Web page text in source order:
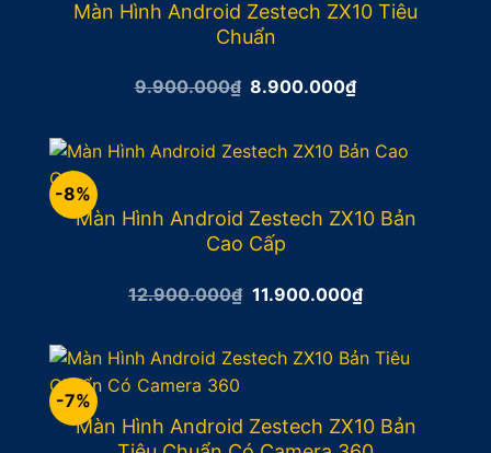
Màn Hình Android Zestech ZX10 Tiêu
Chuẩn
9.900.000₫ Giá
8.900.000₫Giá
8.900.000₫.
-8%
Màn Hình Android Zestech ZX10 Bản
Cao Cấp
12.900.000₫ Giá
12.900.000₫.
11.900.000₫Giá
hiện
11.900.000₫.
-7%
Màn Hình Android Zestech ZX10 Bản